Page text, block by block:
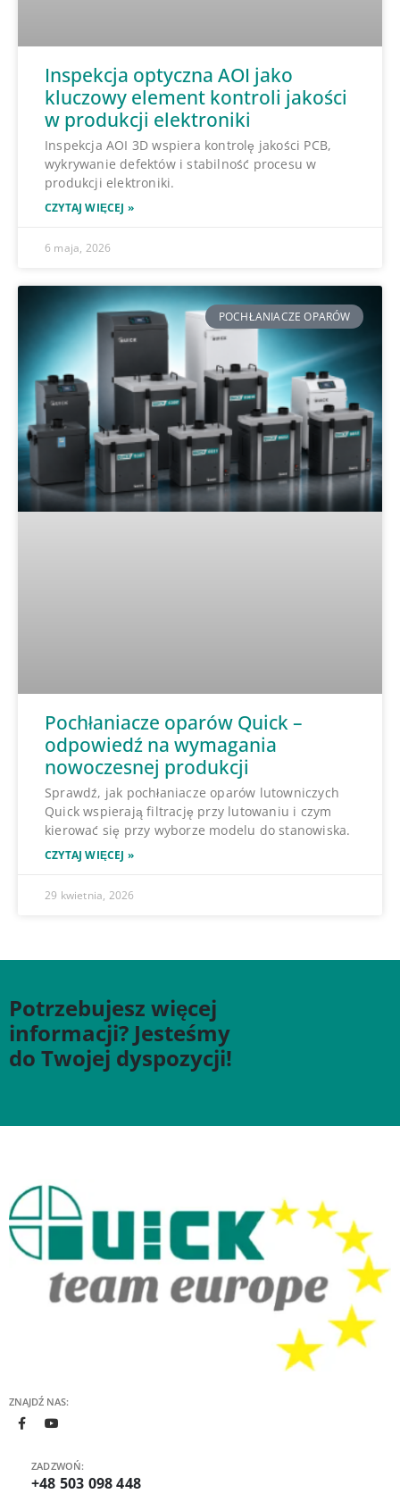
Inspekcja optyczna AOI jako
kluczowy element kontroli jakości
w produkcji elektroniki
Inspekcja AOI 3D wspiera kontrolę jakości PCB,
wykrywanie defektów i stabilność procesu w
produkcji elektroniki.
CZYTAJ WIĘCEJ »
6 maja, 2026
POCHŁANIACZE OPARÓW
Pochłaniacze oparów Quick –
odpowiedź na wymagania
nowoczesnej produkcji
Sprawdź, jak pochłaniacze oparów lutowniczych
Quick wspierają filtrację przy lutowaniu i czym
kierować się przy wyborze modelu do stanowiska.
CZYTAJ WIĘCEJ »
29 kwietnia, 2026
Potrzebujesz więcej
informacji? Jesteśmy
do Twojej dyspozycji!
ZNAJDŹ NAS:
ZADZWOŃ:
+48 503 098 448